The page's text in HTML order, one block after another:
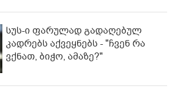
სუს-ი ფარულად გადაღებულ
კადრებს აქვეყნებს - "ჩვენ რა
ვქნათ, ბიჭო, ამაზე?"